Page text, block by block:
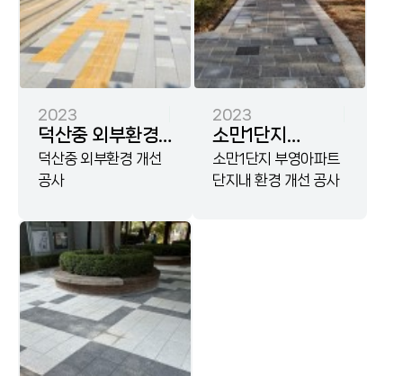
2023
덕산중 외부환경
개선공사
덕산중 외부환경 개선
공사
2023
소만1단지
부영아파트
단지내 환경 개선
소만1단지 부영아파트
단지내 환경 개선 공사